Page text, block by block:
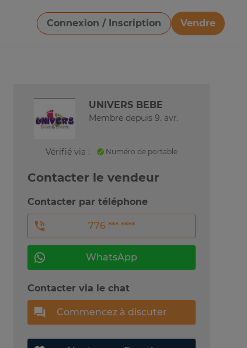
Connexion / Inscription
Vendre
Télécharger une image
UNIVERS BEBE
Membre depuis 9. avr.
Vérifié via : Numéro de portable
Contacter le vendeur
Contacter par téléphone
776 *** ****
WhatsApp
Contacter via le chat
Commencez à discuter